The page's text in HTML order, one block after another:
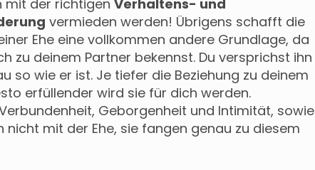
mit der richtigen Verhaltens- und
vermieden werden! Übrigens schafft die
Ehe eine vollkommen andere Grundlage, da
zu deinem Partner bekennst. Du versprichst ihn
so wie er ist. Je tiefer die Beziehung zu deinem
erfüllender wird sie für dich werden.
Geborgenheit und Intimität, sowie
nicht mit der Ehe, sie fangen genau zu diesem